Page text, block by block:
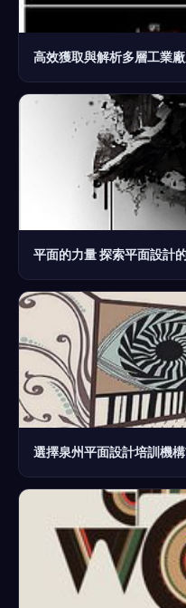
高效獲取與解析多層工業
平面的力量 探索平面設計
選擇泉州平面設計培訓機